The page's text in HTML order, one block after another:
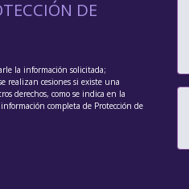
DE
la información solicitada;
realizan cesiones si existe una
derechos, como se indica en la
completa de Protección de